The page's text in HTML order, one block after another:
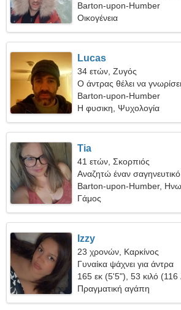
Barton-upon-Humber
Οικογένεια
Lucas
34 ετών, Ζυγός
Ο άντρας θέλει να
Barton-upon-Humber
Η φυσικη, Ψυχολογία
Tia
41 ετών, Σκορπιός
Αναζητώ έναν σαγηνευτικό
Barton-upon-Humber,
Γάμος
Izzy
23 χρονών, Καρκίνος
Γυναίκα ψάχνει για άντρα
165 εκ (5'5"), 53 κιλό (116
Πραγματική αγάπη